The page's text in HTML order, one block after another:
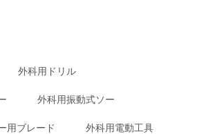
外科用ドリル
外科用振動式ソー
用ブレード 外科用電動工具